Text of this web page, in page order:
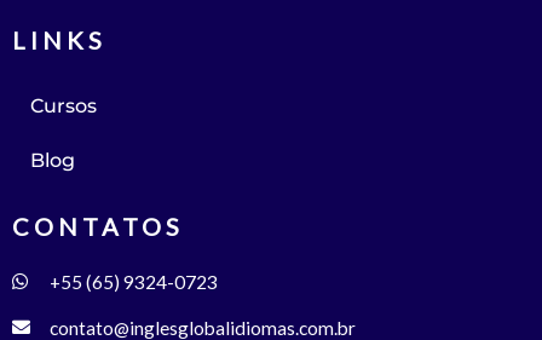
LINKS
Cursos
Blog
CONTATOS
+55 (65) 9324-0723
contato@inglesglobalidiomas.com.br